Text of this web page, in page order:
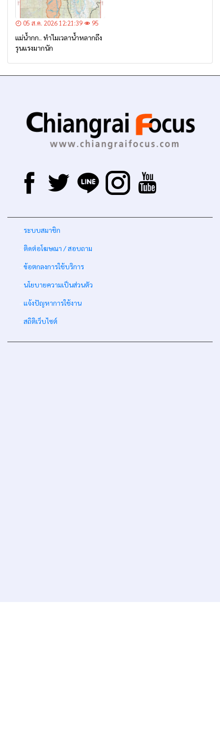
05 ส.ค. 2026 12:21:39 95
แม่น้ำกก.. ทำไมเวลาน้ำหลากถึง
รุนแรงมากนัก
ระบบสมาชิก
ติดต่อโฆษณา / สอบถาม
ข้อตกลงการใช้บริการ
นโยบายความเป็นส่วนตัว
แจ้งปัญหาการใช้งาน
สถิติเว็บไซต์